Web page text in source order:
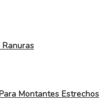
Montantes Estrechos